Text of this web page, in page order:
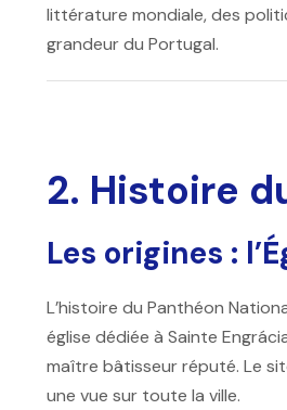
littérature mondiale, des
grandeur du Portugal.
2. Histoire
Les origines :
L’histoire duPanthéon
église dédiée à Sainte
maître bâtisseur réputé. Le
une vue sur toute la ville.